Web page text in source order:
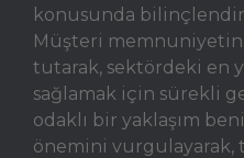
konusunda
Müşteri
tutarak, sektördeki en
sağlamak için sürekli
odaklı bir yaklaşım
önemini vurgulayarak,